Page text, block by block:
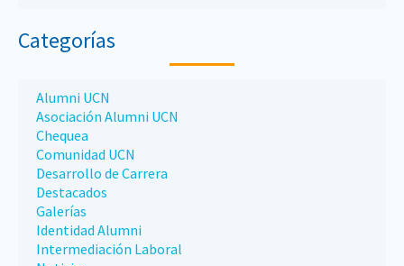
Categorías
Alumni UCN
Asociación Alumni UCN
Chequea
Comunidad UCN
Desarrollo de Carrera
Destacados
Galerías
Identidad Alumni
Intermediación Laboral